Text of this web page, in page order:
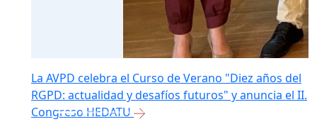
La AVPD celebra el Curso de Verano "Diez años del
RGPD: actualidad y desafíos futuros" y anuncia el II.
Congreso HEDATU